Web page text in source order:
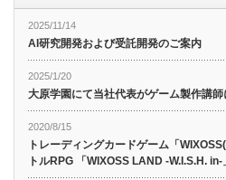
2025/11/14
AI研究開発および受託開発のご案内
2025/1/20
大原学園にて当社代表がゲーム製作講師
2020/8/15
トレーディングカードゲーム「
トルRPG 「WIXOSS LAND -W.I.S.H.